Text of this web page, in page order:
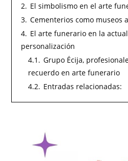
2. El simbolismo en el arte
3. Cementerios como museos
4. El arte funerario en la
personalización
4.1. Grupo Écija,
recuerdo en arte funerario
4.2. Entradas relacionadas: